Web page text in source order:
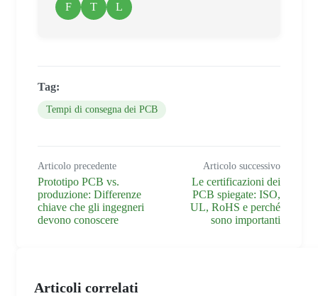
F T L
Tag:
Tempi di consegna dei PCB
Articolo precedente
Prototipo PCB vs.
produzione: Differenze
chiave che gli ingegneri
devono conoscere
Articolo successivo
Le certificazioni dei
PCB spiegate: ISO,
UL, RoHS e perché
sono importanti
Articoli correlati